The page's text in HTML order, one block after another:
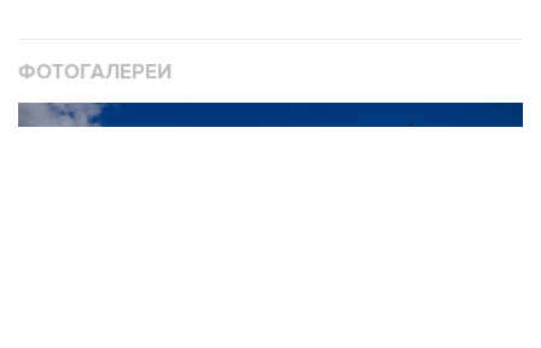
ФОТОГАЛЕРЕИ